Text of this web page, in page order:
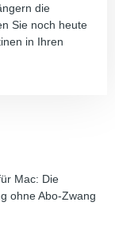
die
Sie noch heute
in Ihren
Mac: Die
ohne Abo-Zwang